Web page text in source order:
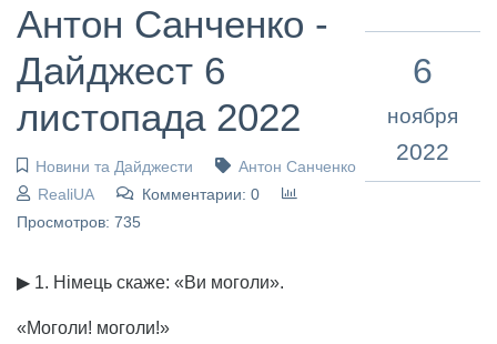
Антон Санченко -
Дайджест 6
листопада 2022
Новини та Дайджести
Антон Санченко
RealiUA
Комментарии: 0
Просмотров: 735
6
ноября
2022
▶ 1. Німець скаже: «Ви моголи».
«Моголи! моголи!»